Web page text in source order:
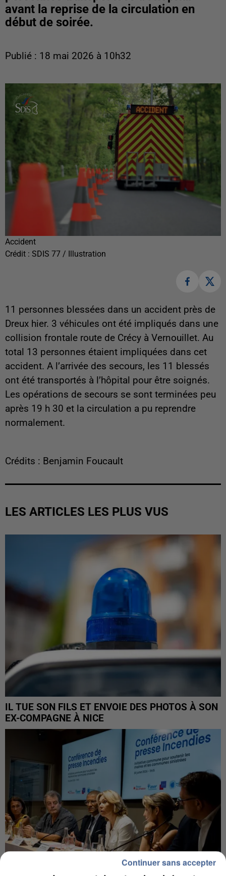
avant la reprise de la circulation en
début de soirée.
Publié : 18 mai 2026 à 10h32
Accident
Crédit : SDIS 77 / Illustration
11 personnes blessées dans un accident près de
Dreux hier. 3 véhicules ont été impliqués dans une
collision frontale route de Crécy à Vernouillet. Au
total 13 personnes étaient impliquées dans cet
accident. A l’arrivée des secours, les 11 blessés
ont été transportés à l’hôpital pour être soignés.
Les opérations de secours se sont terminées peu
après 19 h 30 et la circulation a pu reprendre
normalement.
Crédits : Benjamin Foucault
LES ARTICLES LES PLUS VUS
IL TUE SON FILS ET ENVOIE DES PHOTOS À SON
EX-COMPAGNE À NICE
Continuer sans accepter